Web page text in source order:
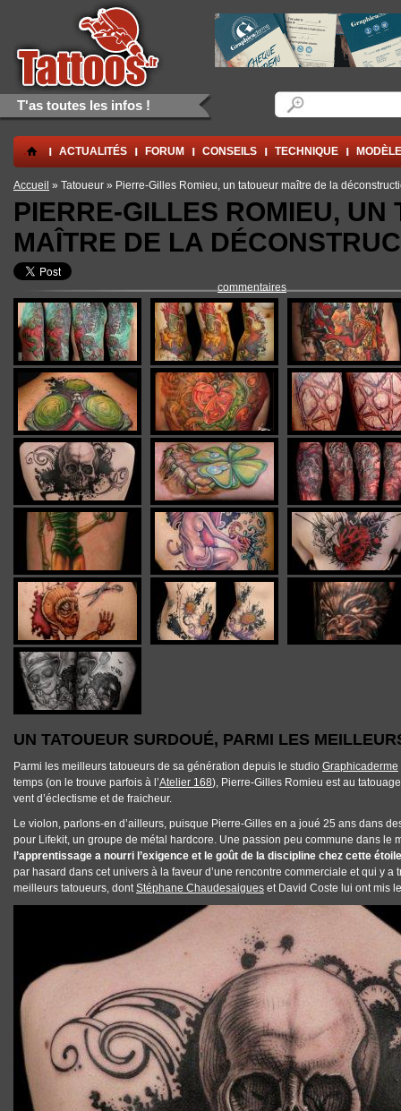
Aller au contenu principal
Skip to navigation
T'as toutes les infos !
. ACTUALITÉS FORUM CONSEILS TECHNIQUE
Vous êtes ici
Accueil » Tatoueur » Pierre-Gilles Romieu, un tatoueur maître de la
PIERRE-GILLES ROMIEU, UN
MAÎTRE DE LA
commentaires
UN TATOUEUR SURDOUÉ, PARMI LES
Parmi les meilleurs tatoueurs de sa génération depuis le studio Graphicaderme
temps (on le trouve parfois à l’Atelier 168), Pierre-Gilles Romieu est au
vent d’éclectisme et de fraicheur.
Le violon, parlons-en d’ailleurs, puisque Pierre-Gilles en a joué 25 ans dans
pour Lifekit, un groupe de métal hardcore. Une passion peu commune dans le
l’apprentissage a nourri l’exigence et le goût de la discipline chez cette
par hasard dans cet univers à la faveur d’une rencontre commerciale et qui y a
meilleurs tatoueurs, dontStéphane Chaudesaigues et David Coste lui ont mis